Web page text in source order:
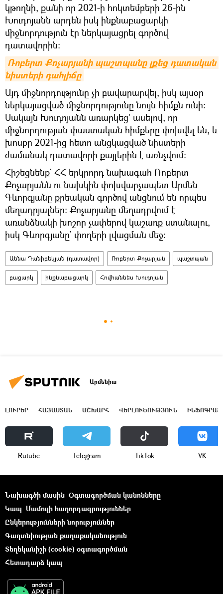
կթողնի, քանի որ 2021-ի հոկտեմբերի 26-ին
Խուդոյանն արդեն իսկ ինքնաբացարկի
միջնորդություն էր ներկայացրել գործով
դատավորին։
Ռոբերտ Քոչարյանի պաշտպանը լքեց դատական
նիստերի դահլիճը
Այդ միջնորդությունը չի բավարարվել, իսկ այսօր
ներկայացված միջնորդությունը նույն հիմքն ունի։
Սակայն Խուդոյանն առարկեց` ասելով, որ
միջնորդության փաստական հիմքերը փոխվել են, և
խոսքը 2021-ից հետո անցկացված նիստերի
ժամանակ դատավորի քայլերին է առնչվում։
Հիշեցնենք` ՀՀ երկրորդ նախագահ Ռոբերտ
Քոչարյանն ու նախկին փոխվարչապետ Արմեն
Գևորգյանը քրեական գործով անցնում են որպես
մեղադրյալներ։ Քոչարյանը մեղադրվում է
առանձնակի խոշոր չափերով կաշառք ստանալու,
իսկ Գևորգյանը` փողերի լվացման մեջ։
Աննա Դանիբեկյան (դատավոր) Ռոբերտ Քոչարյան պաշտպան
բացարկ ինքնաբացարկ Հովհաննես Խուդոյան
Արմենիա
ԼՈՒՐԵՐ ՀԱՅԱՍՏԱՆ ԱՇԽԱՐՀ ՎԵՐԼՈՒԾՈՒԹՅՈՒՆ
Rutube Telegram ТikТоk VK
Նախագծի մասին Օգտագործման կանոնները
Կապ Մամուլի հաղորդագրություններ
Ընկերությունների նորություններ
Գաղտնիության քաղաքականություն
Տեղեկանիշի (cookie) օգտագործման
Հետադարձ կապ